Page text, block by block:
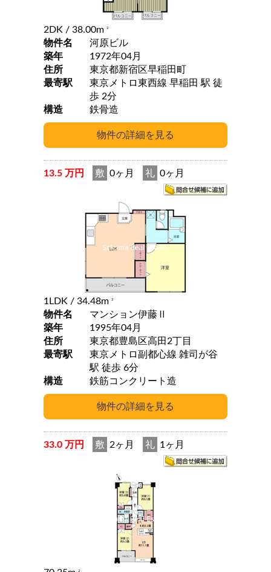
2DK / 38.00m 2
物件名
河原ビル
築年
1972年04月
住所
東京都新宿区早稲田町
最寄駅
東京メトロ東西線 早稲田 駅 徒
歩 2分
構造
鉄骨造
13.5 万円 敷 0ヶ月 礼 0ヶ月
1LDK / 34.48m 2
物件名
マンション伊藤Ⅱ
築年
1995年04月
住所
東京都豊島区高田2丁目
最寄駅
東京メトロ副都心線 雑司が谷
駅 徒歩 6分
構造
鉄筋コンクリート造
33.0 万円 敷 2ヶ月 礼 1ヶ月
2